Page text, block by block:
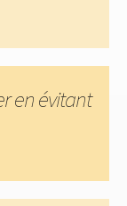
en évitant